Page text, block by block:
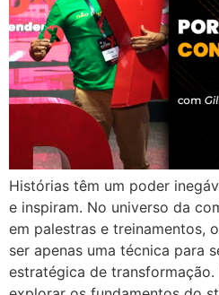
Histórias têm um poder
e inspiram. No universo da
em palestras e treinamentos,
ser apenas uma técnica para
estratégica de